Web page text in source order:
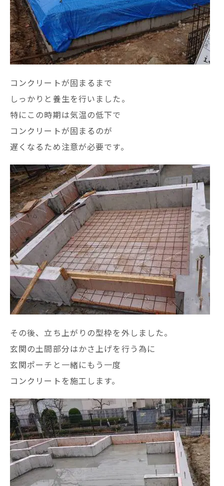
コンクリートが固まるまで
しっかりと養生を行いました。
特にこの時期は気温の低下で
コンクリートが固まるのが
遅くなるため注意が必要です。
その後、立ち上がりの型枠を外しました。
玄関の土間部分はかさ上げを行う為に
玄関ポーチと一緒にもう一度
コンクリートを施工します。